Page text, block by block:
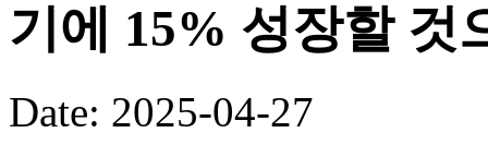
기에 15% 성장할 것
Date: 2025-04-27